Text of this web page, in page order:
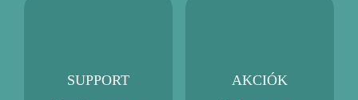
SUPPORT AKCIÓK